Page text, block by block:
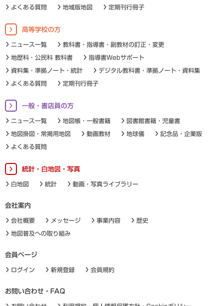
よくある質問 地域版地図 定期刊行冊子
高等学校の方
ニュース一覧 教科書・指導書・副教材の訂正・変更
地歴科・公民科 教科書 指導書Webサポート
資料集・準拠ノート・統計 デジタル教科書・準拠ノート・資料集
よくある質問 定期刊行冊子
一般・書店員の方
ニュース一覧 地図帳・一般書籍 図書館書籍・児童書
地図掛図・常掲用地図 動画教材 地球儀 記念品・企業版
よくある質問
統計・白地図・写真
白地図 統計 動画・写真ライブラリー
会社案内
会社概要 メッセージ 事業内容 歴史
地図普及への取り組み
会員ページ
ログイン 新規登録 会員規約
お問い合わせ・FAQ